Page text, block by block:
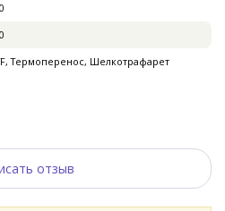
Термоперенос, Шелкотрафарет
отзыв